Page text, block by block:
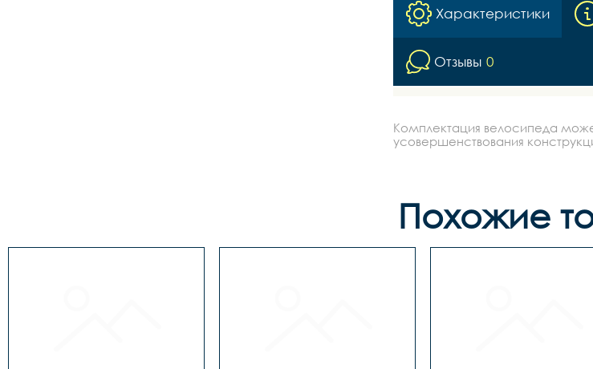
Характеристики
Отзывы 0
Комплектация велосипеда
усовершенствования
Похожие